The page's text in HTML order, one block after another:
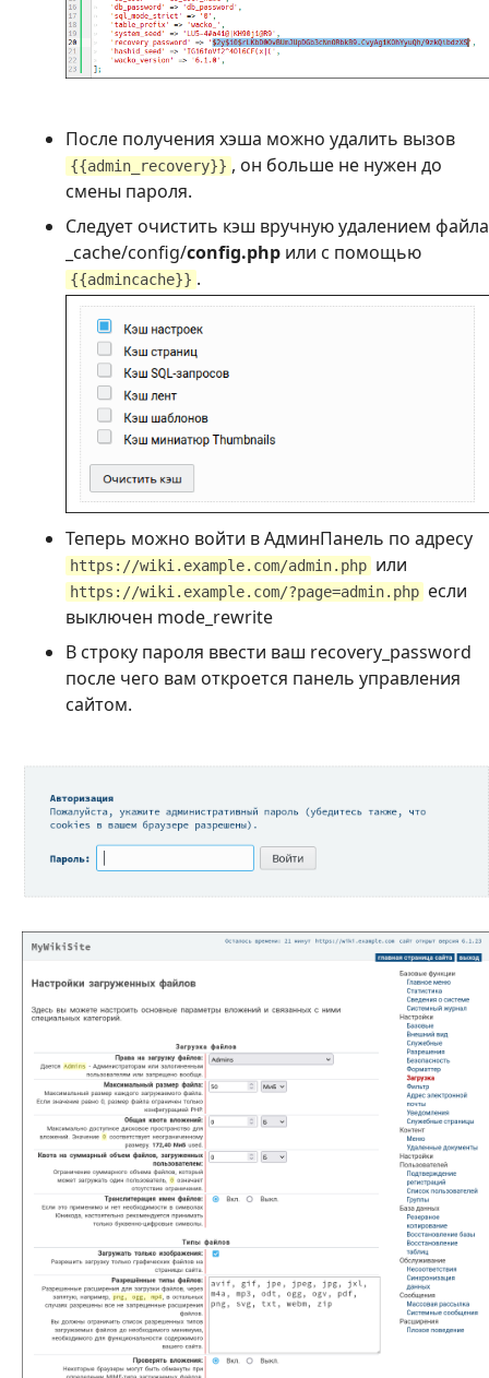
После получения хэша можно удалить вызов
{{admin_recovery}} , он больше не нужен до
смены пароля.
Следует очистить кэш вручную удалением файла
_cache/config/config.php или с помощью
{{admincache}} .
Теперь можно войти в АдминПанель по адресу
https://wiki.example.com/admin.php или
https://wiki.example.com/?page=admin.php если
выключен mode_rewrite
В строку пароля ввести ваш recovery_password
после чего вам откроется панель управления
сайтом.